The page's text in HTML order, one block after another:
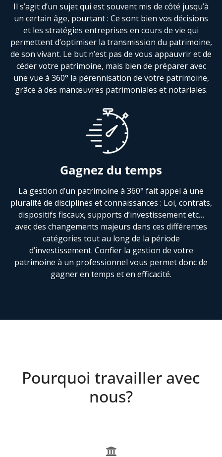
Il s’agit d’un sujet qui est souvent mis de côté jusqu’à
un certain âge, pourtant : Ce sont bien vos décisions
et les stratégies entreprises en cours de vie qui
permettent d’optimiser la transmission du patrimoine,
de son vivant. Le but n’est pas de vous appauvrir et de
céder votre patrimoine, mais bien de préparer avec
une vue à 360° la pérennisation de votre patrimoine,
grâce à des manœuvres patrimoniales et notariales.
Gagnez du temps
La gestion d’un patrimoine à 360° fait appel à une
pluralité de disciplines et connaissances : Loi, contrats,
dispositifs fiscaux, supports d’investissement etc…
avec des changements majeurs dans ces différentes
catégories tout au long de la période
d’investissement. Confier la gestion de votre
patrimoine à un professionnel vous permet donc de
gagner en temps et en efficacité.
Pourquoi travailler avec
nous?